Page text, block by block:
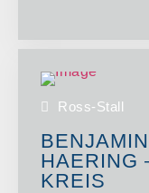
Ross-Stall
HAERING
KREIS